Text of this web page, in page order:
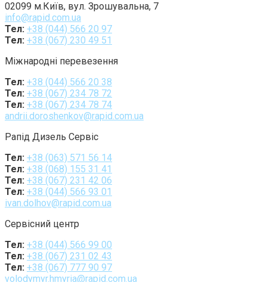
02099 м.Київ, вул. Зрошувальна, 7
info@rapid.com.ua
Тел: +38 (044) 566 20 97
Тел: +38 (067) 230 49 51
Міжнародні перевезення
Тел: +38 (044) 566 20 38
Тел: +38 (067) 234 78 72
Тел: +38 (067) 234 78 74
andrii.doroshenkov@rapid.com.ua
Рапід Дизель Сервіс
Тел: +38 (063) 571 56 14
Тел: +38 (068) 155 31 41
Тел: +38 (067) 231 42 06
Тел: +38 (044) 566 93 01
ivan.dolhov@rapid.com.ua
Сервісний центр
Тел: +38 (044) 566 99 00
Тел: +38 (067) 231 02 43
Тел: +38 (067) 777 90 97
volodymyr.hmyria@rapid.com.ua